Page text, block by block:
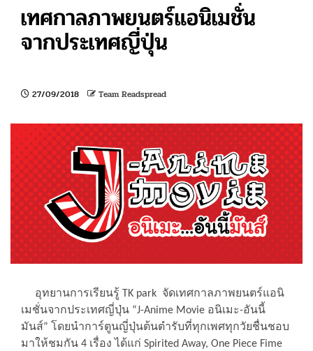
เทศกาลภาพยนตร์แอนิเมชั่น
จากประเทศญี่ปุ่น
27/09/2018 Team Readspread
อุทยานการเรียนรู้ TK park จัดเทศกาลภาพยนตร์แอนิ
เมชั่นจากประเทศญี่ปุ่น “J-Anime Movie อนิเมะ-อันนี้
มันส์” โดยนำการ์ตูนญี่ปุ่นต้นตำรับที่ทุกเพศทุกวัยชื่นชอบ
มาให้ชมกัน 4 เรื่อง ได้แก่ Spirited Away, One Piece Fime